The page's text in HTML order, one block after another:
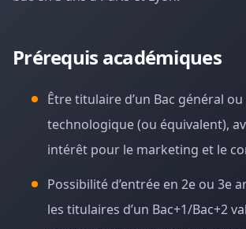
Prérequis académiques
Être titulaire d’un Bac général ou
technologique (ou équivalent),
intérêt pour le marketing et le
Possibilité d’entrée en 2e ou 3e
les titulaires d’un Bac+1/Bac+2